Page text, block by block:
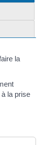
la
la prise